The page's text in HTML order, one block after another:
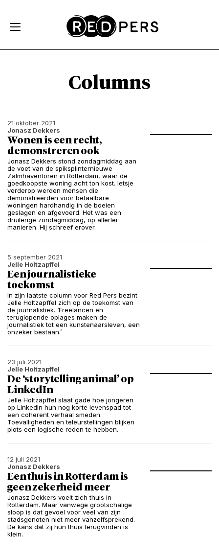
Columns
21 oktober 2021
Jonasz Dekkers
Wonen is een recht,
demonstreren ook
Jonasz Dekkers stond zondagmiddag aan
de voet van de spiksplinternieuwe
Zalmhaventoren in Rotterdam, waar de
goedkoopste woning acht ton kost. Ietsje
verderop werden mensen die
demonstreerden voor betaalbare
woningen hardhandig in de boeien
geslagen en afgevoerd. Het was een
druilerige zondagmiddag, op allerlei
manieren. Hij schreef erover.
5 september 2021
Jelle Holtzapffel
Een journalistieke
toekomst
In zijn laatste column voor Red Pers bezint
Jelle Holtzapffel zich op de toekomst van
de journalistiek. ‘Freelancen en
teruglopende oplages maken de
journalistiek tot een kunstenaarsleven, een
onzeker bestaan.’
23 juli 2021
Jelle Holtzapffel
De ‘storytelling animal’ op
LinkedIn
Jelle Holtzapffel slaat gade hoe jongeren
op LinkedIn hun nog korte levenspad tot
een coherent verhaal smeden.
Toevalligheden en teleurstellingen blijken
plots een logische reden te hebben.
12 juli 2021
Jonasz Dekkers
Een thuis in Rotterdam is
geen zekerheid meer
Jonasz Dekkers voelt zich thuis in
Rotterdam. Maar vanwege grootschalige
sloop is dat gevoel voor veel van zijn
stadsgenoten niet meer vanzelfsprekend.
De kans dat zij hun thuis terugvinden is
klein.